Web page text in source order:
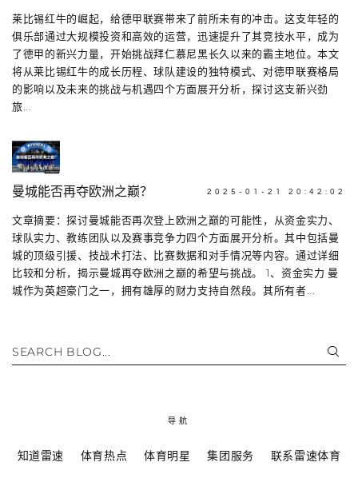
莱比锡红牛的崛起，给德甲联赛带来了前所未有的冲击。这支年轻的
俱乐部通过大规模投资和高效的运营，迅速提升了其竞技水平，成为
了德甲的新兴力量，开始挑战拜仁慕尼黑长久以来的霸主地位。本文
将从莱比锡红牛的成长历程、球队建设的独特模式、对德甲联赛格局
的影响以及未来的挑战与机遇四个方面展开分析，探讨这支新兴劲
旅...
曼城能否再夺欧洲之巅？ 2025-01-21 20:42:02
文章摘要：探讨曼城能否再次登上欧洲之巅的可能性，从资金实力、
球队实力、教练团队以及赛事竞争力四个方面展开分析。其中包括曼
城的顶级引援、技战术打法、比赛数据和对手情况等内容。通过详细
比较和分析，揭示曼城再夺欧洲之巅的希望与挑战。 1、资金实力 曼
城作为英超豪门之一，拥有雄厚的财力支持自然段。其所有者...
SEARCH BLOG...
导航
知道雷速 体育热点 体育明星 集团服务 联系雷速体育